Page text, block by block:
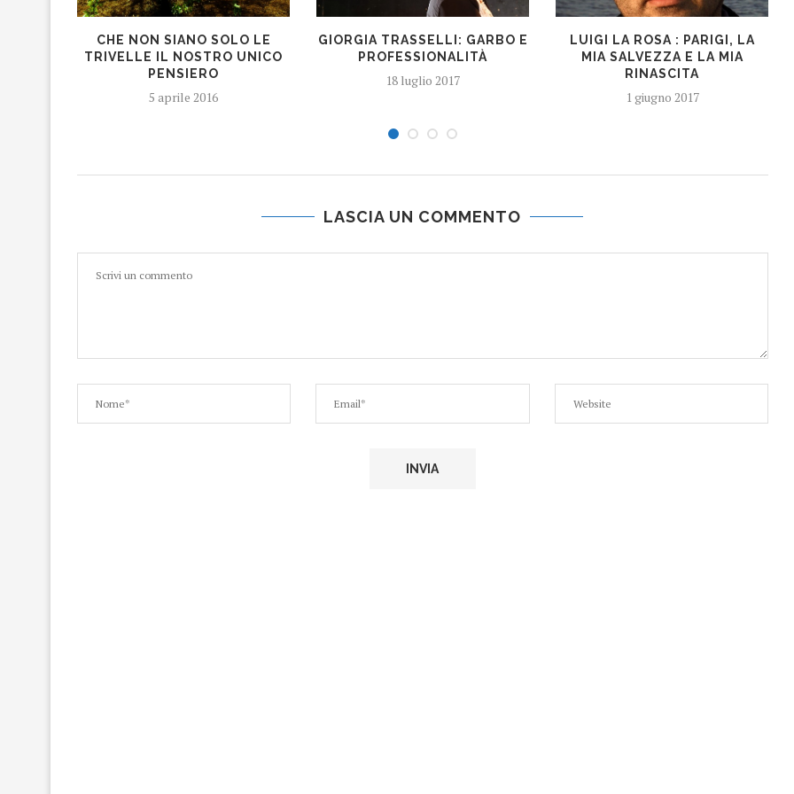
CHE NON SIANO SOLO LE
TRIVELLE IL NOSTRO UNICO
PENSIERO
5 aprile 2016
GIORGIA TRASSELLI: GARBO E
PROFESSIONALITÀ
18 luglio 2017
LUIGI LA ROSA : PARIGI, LA
MIA SALVEZZA E LA MIA
RINASCITA
1 giugno 2017
LASCIA UN COMMENTO